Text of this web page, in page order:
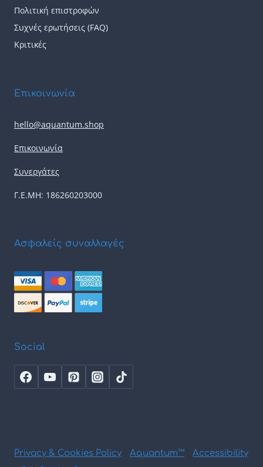
Πολιτική επιστροφών
Συχνές ερωτήσεις (FAQ)
Κριτικές
Επικοινωνία
hello@aquantum.shop
Επικοινωνία
Συνεργάτες
Γ.Ε.ΜΗ: 186260203000
Ασφαλείς συναλλαγές
Social
Privacy & Cookies Policy Aquantum™
Accessibility